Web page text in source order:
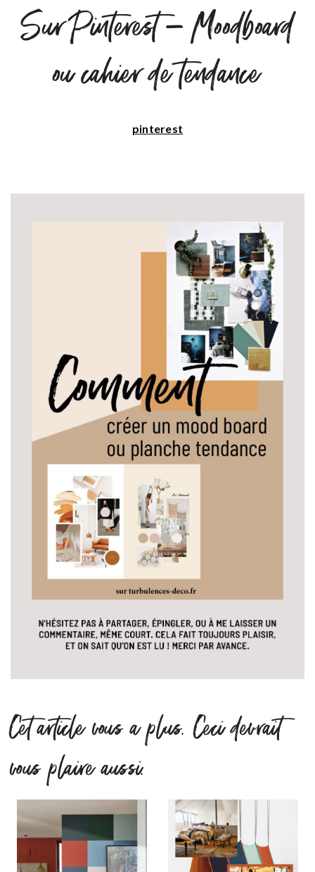
Sur Pinterest – Moodboard
ou cahier de tendance
pinterest
Cet article vous a plus. Ceci devrait
vous plaire aussi.